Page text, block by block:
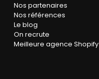
Nos partenaires
Nos références
Le blog
On recrute
Meilleure agence Shopify